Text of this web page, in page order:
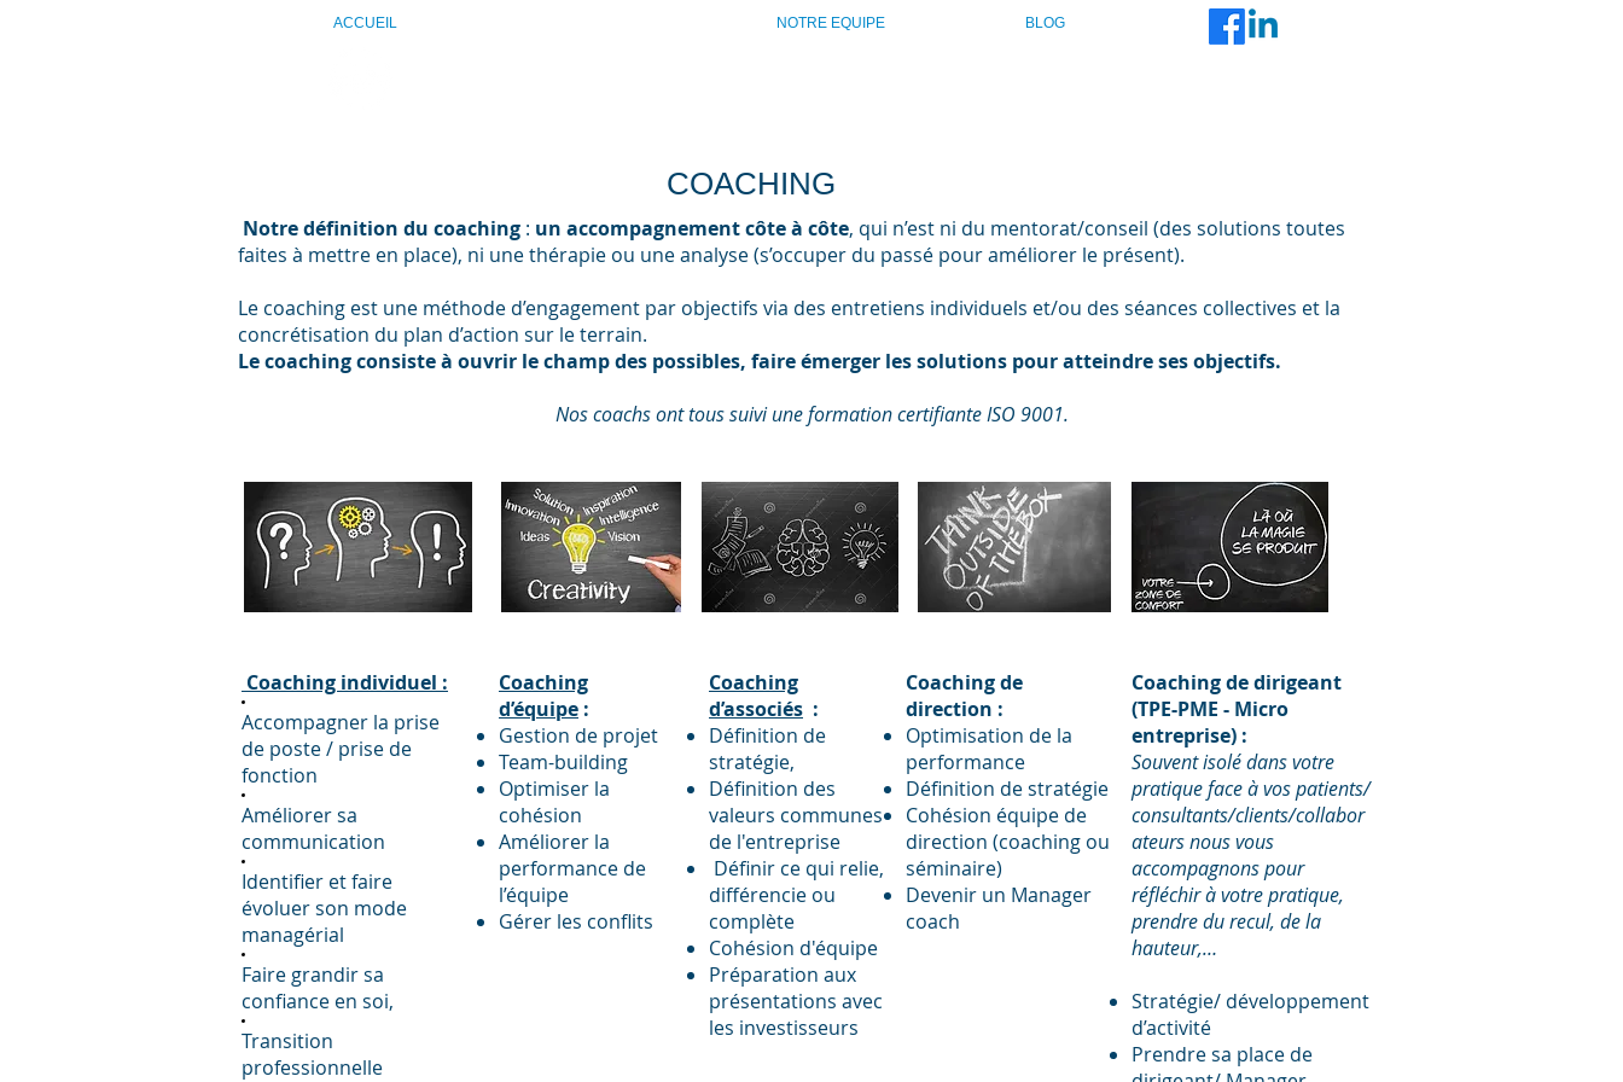
ACCUEIL NOTRE EQUIPE BLOG
COACHING
Notre définition du coaching : un accompagnement côte à côte, qui n’est ni du mentorat/conseil (des solutions toutes
faites à mettre en place), ni une thérapie ou une analyse (s’occuper du passé pour améliorer le présent).
Le coaching est une méthode d’engagement par objectifs via des entretiens individuels et/ou des séances collectives et la
concrétisation du plan d’action sur le terrain.
Le coaching consiste à ouvrir le champ des possibles, faire émerger les solutions pour atteindre ses objectifs.
Nos coachs ont tous suivi une formation certifiante ISO 9001.
Coaching individuel :
Accompagner la prise
de poste / prise de
fonction
Améliorer sa
communication
Identifier et faire
évoluer son mode
managérial
Faire grandir sa
confiance en soi,
Transition
professionnelle
Coaching
d’équipe :
Gestion de projet
Team-building
Optimiser la
cohésion
Améliorer la
performance de
l’équipe
Gérer les conflits
Coaching
d’associés :
Définition de
stratégie,
Définition des
valeurs communes
de l'entreprise
Définir ce qui relie,
différencie ou
complète
Cohésion d'équipe
Préparation aux
présentations avec
les investisseurs
Coaching de
direction :
Optimisation de la
performance
Définition de stratégie
Cohésion équipe de
direction (coaching ou
séminaire)
Devenir un Manager
coach
Coaching de dirigeant
(TPE-PME - Micro
entreprise) :
Souvent isolé dans votre
pratique face à vos patients/
consultants/clients/collabor
ateurs nous vous
accompagnons pour
réfléchir à votre pratique,
prendre du recul, de la
hauteur,…
Stratégie/ développement
d’activité
Prendre sa place de